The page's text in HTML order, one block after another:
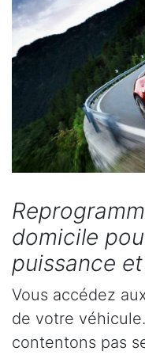
domicile
puissance
Vous accédez
de votre
contentons pas